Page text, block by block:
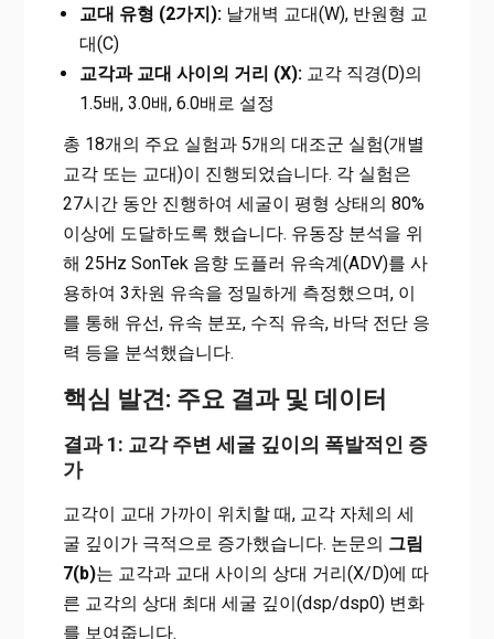
교대 유형 (2가지):날개벽 교대(W), 반원형 교
대(C)
교각과 교대 사이의 거리 (X):교각 직경(D)의
1.5배, 3.0배, 6.0배로 설정
총 18개의 주요 실험과 5개의 대조군 실험(개별
교각 또는 교대)이 진행되었습니다. 각 실험은
27시간 동안 진행하여 세굴이 평형 상태의 80%
이상에 도달하도록 했습니다. 유동장 분석을 위
해 25Hz SonTek 음향 도플러 유속계(ADV)를 사
용하여 3차원 유속을 정밀하게 측정했으며, 이
를 통해 유선, 유속 분포, 수직 유속, 바닥 전단 응
력 등을 분석했습니다.
핵심 발견: 주요 결과 및 데이터
결과 1: 교각 주변 세굴 깊이의 폭발적인 증
가
교각이 교대 가까이 위치할 때, 교각 자체의 세
굴 깊이가 극적으로 증가했습니다. 논문의 그림
7(b)는 교각과 교대 사이의 상대 거리(X/D)에 따
른 교각의 상대 최대 세굴 깊이(dsp/dsp0) 변화
를 보여줍니다.